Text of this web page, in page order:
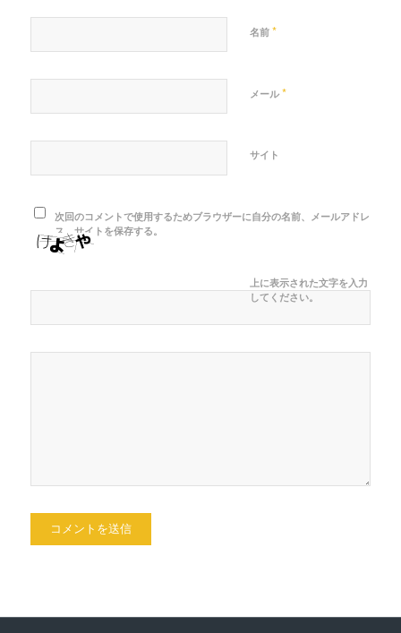
名前 *
メール *
サイト
次回のコメントで使用するためブラウザーに自分の名前、メールアドレ
ス、サイトを保存する。
上に表示された文字を入力
してください。